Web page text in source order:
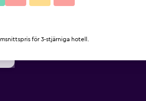
för 3-stjärniga hotell.